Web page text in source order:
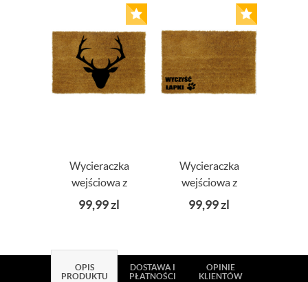
Wycieraczka
wejściowa z
nadrukiem ROGI
99,99zl
Wycieraczka
wejściowa z
nadrukiem
WYCZYŚĆ
99,99zl
OPIS
PRODUKTU
DOSTAWA I
PŁATNOŚCI
OPINIE
KLIENTÓW